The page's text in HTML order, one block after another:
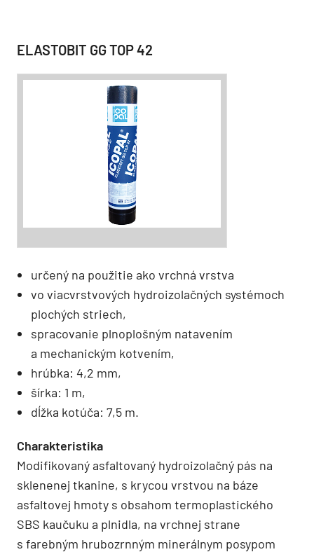
ELASTOBIT GG TOP 42
určený na použitie ako vrchná vrstva
vo viacvrstvových hydroizolačných systémoch
plochých striech,
spracovanie plnoplošným natavením
a mechanickým kotvením,
hrúbka: 4,2 mm,
šírka: 1 m,
dĺžka kotúča: 7,5 m.
Charakteristika
Modifikovaný asfaltovaný hydroizolačný pás na
sklenenej tkanine, s krycou vrstvou na báze
asfaltovej hmoty s obsahom termoplastického
SBS kaučuku a plnidla, na vrchnej strane
s farebným hrubozrnným minerálnym posypom